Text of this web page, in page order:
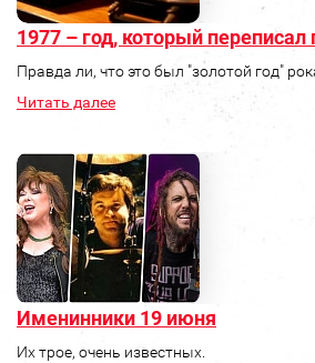
1977 – год, который
Правда ли, что это был "золотой год"
Читать далее
Именинники 19 июня
Их трое, очень известных.